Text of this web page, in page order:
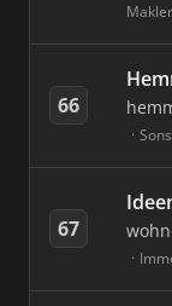
Makler
66
67